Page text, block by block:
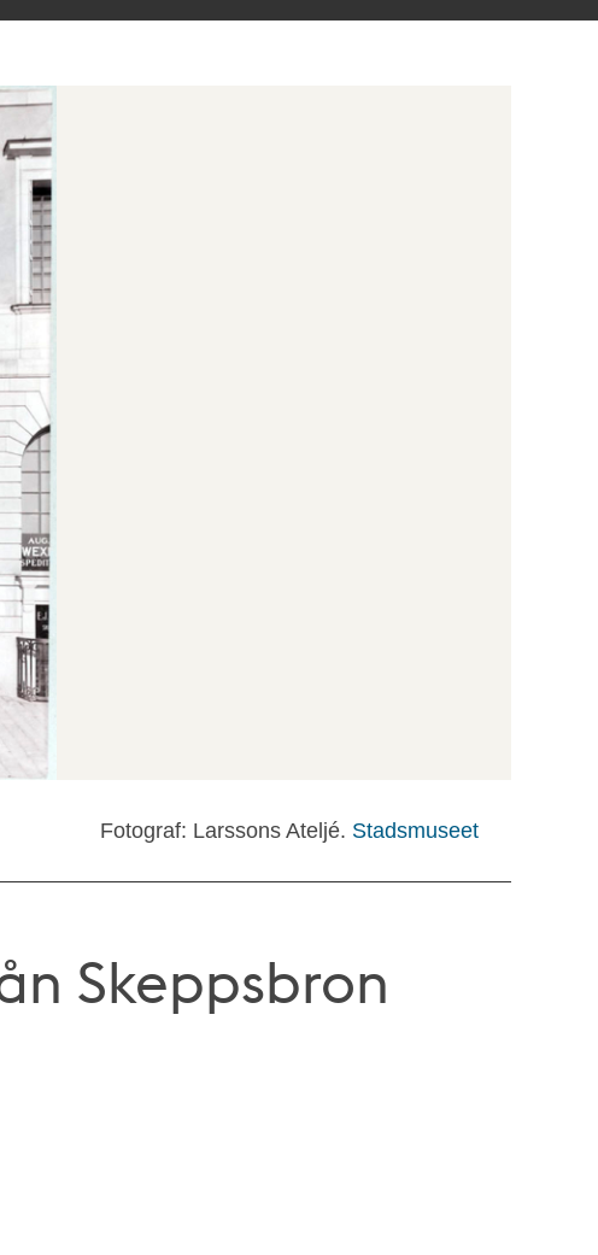
Fotograf: Larssons Ateljé. Stadsmuseet
Skeppsbron